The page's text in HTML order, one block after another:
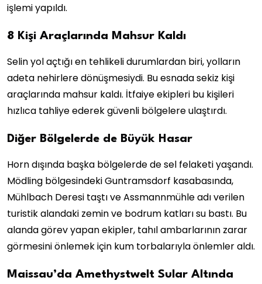
işlemi yapıldı.
8 Kişi Araçlarında Mahsur Kaldı
Selin yol açtığı en tehlikeli durumlardan biri, yolların
adeta nehirlere dönüşmesiydi. Bu esnada sekiz kişi
araçlarında mahsur kaldı. İtfaiye ekipleri bu kişileri
hızlıca tahliye ederek güvenli bölgelere ulaştırdı.
Diğer Bölgelerde de Büyük Hasar
Horn dışında başka bölgelerde de sel felaketi yaşandı.
Mödling bölgesindeki Guntramsdorf kasabasında,
Mühlbach Deresi taştı ve Assmannmühle adı verilen
turistik alandaki zemin ve bodrum katları su bastı. Bu
alanda görev yapan ekipler, tahıl ambarlarının zarar
görmesini önlemek için kum torbalarıyla önlemler aldı.
Maissau’da Amethystwelt Sular Altında